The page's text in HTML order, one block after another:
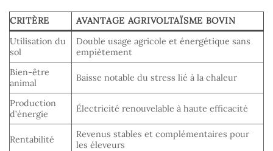
CRITÈRE
AVANTAGE AGRIVOLTAÏSME BOVIN
Utilisation du
sol
Double usage agricole et énergétique sans
empiètement
Bien-être
animal
Baisse notable du stress lié à la chaleur
Production
d’énergie
Électricité renouvelable à haute efficacité
Rentabilité
Revenus stables et complémentaires pour
les éleveurs